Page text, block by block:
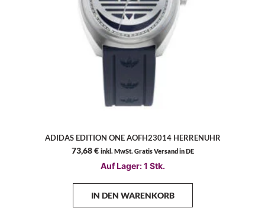
ADIDAS EDITION ONE AOFH23014 HERRENUHR
73,68€ inkl. MwSt. Gratis Versand in DE
Auf Lager: 1 Stk.
IN DEN WARENKORB